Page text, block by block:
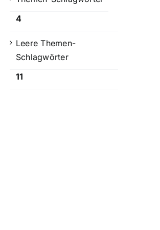
4
Leere Themen-
Schlagwörter
11